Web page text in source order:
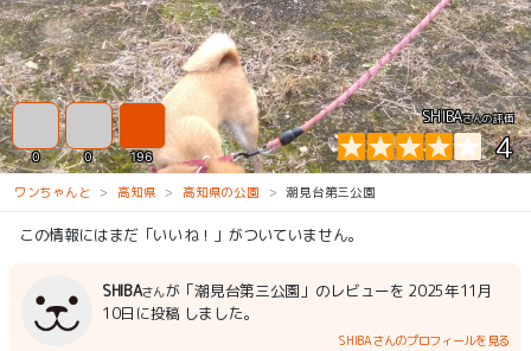
SHIBAさんの評価
4
0 0 196
ワンちゃんと 高知県 高知県の公園 潮見台第三公園
この情報にはまだ「いいね！」がついていません。
SHIBAさんが「潮見台第三公園」のレビューを 2025年11月
10日に投稿 しました。
SHIBAさんのプロフィールを見る